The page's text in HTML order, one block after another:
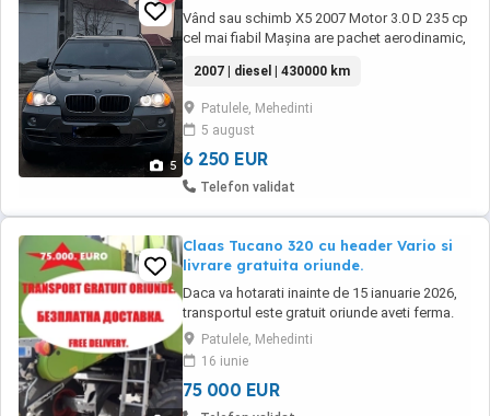
5
Vând sau schimb X5 2007 Motor 3.0 D 235 cp
cel mai fiabil Mașina are pachet aerodinamic,
comenzi și încălzire, scaune confort piele full
electrice, ac pe patru zone, încălzire
bancheta, coloană sonoră harman kardon,
evacuare inox cu finale akrapovic ...
2007 | diesel | 430000 km
Patulele, Mehedinti
5 august
6 250 EUR
Telefon validat
Claas Tucano 320 cu header Vario si
livrare gratuita oriunde.
Daca va hotarati inainte de 15 ianuarie 2026,
transportul este gratuit oriunde aveti ferma.
Dupa 15 ianuarie, va mai pot oferi transport
gratuit doar cu planificare dupa 15 martie. De
vanzare Combina Claas Tucano 320 cu
aproape 2900 de ore. -Header Vario pentru
paioase cu latimea utila de lucru de 5,46 ...
Patulele, Mehedinti
16 iunie
75 000 EUR